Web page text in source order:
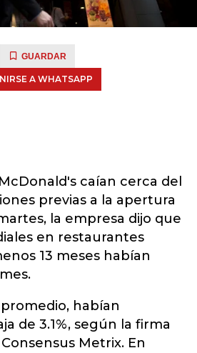
GUARDAR
A WHATSAPP
caían cerca del
previas a la apertura
la empresa dijo que
en restaurantes
13 meses habían
habían
de 3.1%, según la firma
Metrix. En